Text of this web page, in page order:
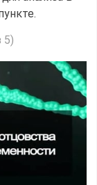
5)